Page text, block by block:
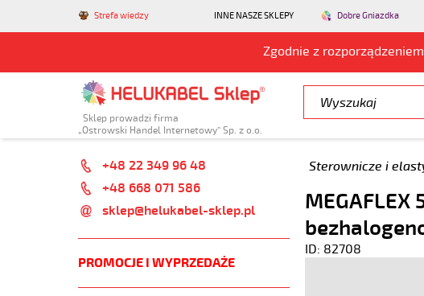
Strefa wiedzy INNE NASZE SKLEPY Dobre Gniazdka
Zgodnie z
Sklep prowadzi firma
„Ostrowski Handel Internetowy” Sp. z o.o.
+48 22 349 96 48
+48 668 071 586
sklep@helukabel-sklep.pl
PROMOCJE I WYPRZEDAŻE
Sterownicze i
ID: 82708